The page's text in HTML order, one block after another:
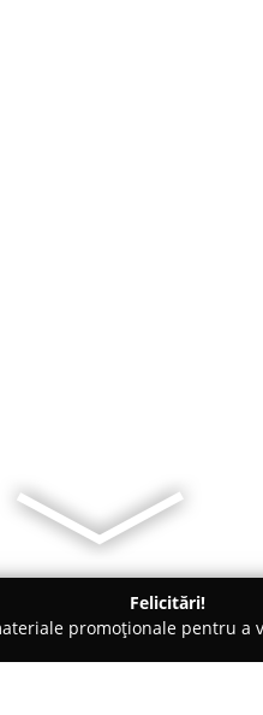
Felicitări!
promoționale pentru a